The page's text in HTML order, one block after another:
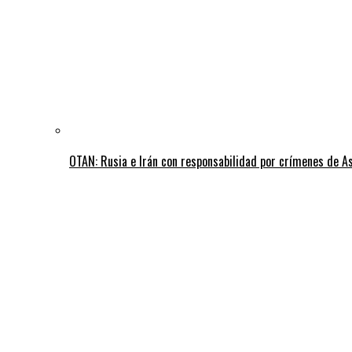
OTAN: Rusia e Irán con responsabilidad por crímenes de